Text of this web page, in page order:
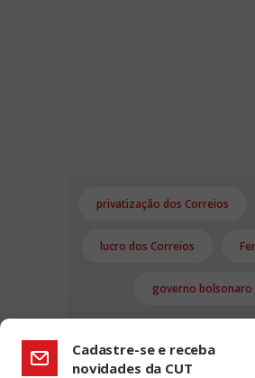
privatização dos Correios
lucro dos Correios
governo bolsonaro
Cadastre-se e receba
novidades da CUT